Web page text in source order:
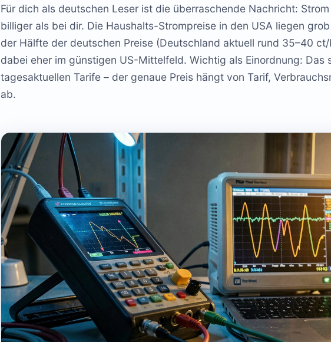
Für dich als deutschen Leser ist die überraschende Nachricht:
billiger als bei dir. Die Haushalts-Strompreise in den USA liegen
der Hälfte der deutschen Preise (Deutschland aktuell rund 35–40
dabei eher im günstigen US-Mittelfeld. Wichtig als Einordnung: Das
tagesaktuellen Tarife – der genaue Preis hängt von Tarif,
ab.